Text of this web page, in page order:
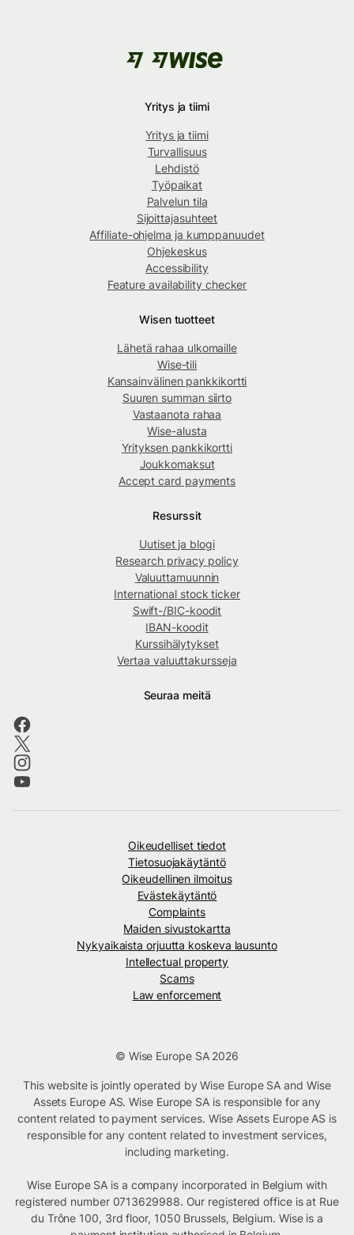
Yritys ja tiimi
Yritys ja tiimi
Turvallisuus
Lehdistö
Työpaikat
Palvelun tila
Sijoittajasuhteet
Affiliate-ohjelma ja kumppanuudet
Ohjekeskus
Accessibility
Feature availability checker
Wisen tuotteet
Lähetä rahaa ulkomaille
Wise-tili
Kansainvälinen pankkikortti
Suuren summan siirto
Vastaanota rahaa
Wise-alusta
Yrityksen pankkikortti
Joukkomaksut
Accept card payments
Resurssit
Uutiset ja blogi
Research privacy policy
Valuuttamuunnin
International stock ticker
Swift-/BIC-koodit
IBAN-koodit
Kurssihälytykset
Vertaa valuuttakursseja
Seuraa meitä
Oikeudelliset tiedot
Tietosuojakäytäntö
Oikeudellinen ilmoitus
Evästekäytäntö
Complaints
Maiden sivustokartta
Nykyaikaista orjuutta koskeva lausunto
Intellectual property
Scams
Law enforcement
© Wise Europe SA 2026
This website is jointly operated by Wise Europe SA and Wise
Assets Europe AS. Wise Europe SA is responsible for any
content related to payment services. Wise Assets Europe AS is
responsible for any content related to investment services,
including marketing.
Wise Europe SA is a company incorporated in Belgium with
registered number 0713629988. Our registered office is at Rue
du Trône 100, 3rd floor, 1050 Brussels, Belgium. Wise is a